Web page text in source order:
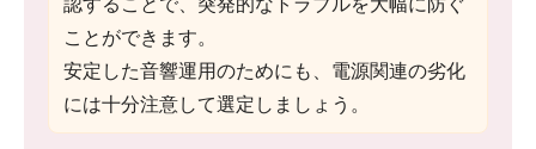
ことができます。
安定した音響運用のためにも、電源関連の劣化
には十分注意して選定しましょう。